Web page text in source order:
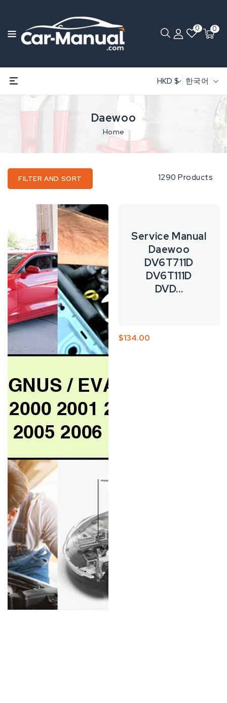
0 0
HKD $ 한국어
Daewoo
Home
1290 Products
FILTER AND SORT
MAGNUS/EVAndA
Service
Repair
Manual
2000
2001
2002
2003
2004
2005
Daewoo
DV6T711D
DV6T111D
Service Manual
Daewoo
DV6T711D
DV6T111D
DVD...
공
정
$134.00